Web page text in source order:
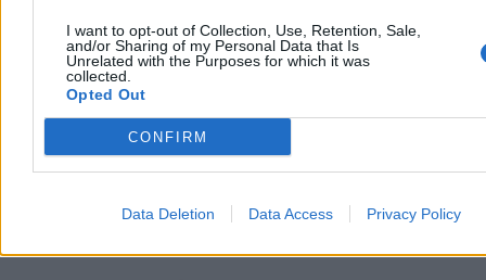
I want to opt-out of Collection, Use, Retention, Sale,
and/or Sharing of my Personal Data that Is
Unrelated with the Purposes for which it was
collected.
Opted Out
CONFIRM
Data Deletion Data Access Privacy Policy
Polityka celna Trumpa. Większość uważa, że jest zagrożeniem
dla Polski
Irańska rakieta balistyczna spadła na Jerozolimę. Są ranni
"Pałace Big Techów zbudowano na naszej lekkomyślności".
Prezes UODO dla Zero.pl
06:00
Komitet wyborczy Nawrockiego ukarany za kampanię
wyborczą. Zero.pl ma decyzję UODO
Stany Zjednoczone straciły żołnierzy. W nocy głos zabrał